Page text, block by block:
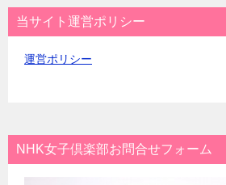
当サイト運営ポリシー
運営ポリシー
NHK女子倶楽部お問合せフォーム